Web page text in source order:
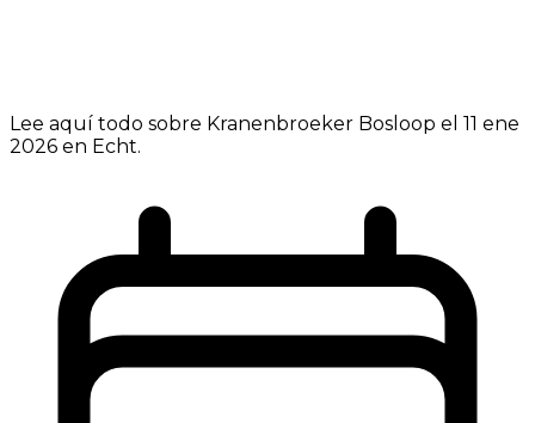
Lee aquí todo sobre Kranenbroeker Bosloop el 11 ene
2026 en Echt.